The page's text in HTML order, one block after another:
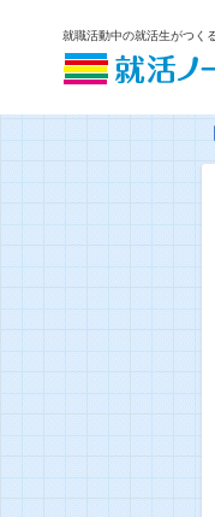
就職活動中の就活生がつく